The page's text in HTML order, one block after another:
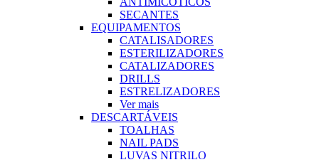
SECANTES
EQUIPAMENTOS
CATALISADORES
ESTERILIZADORES
CATALIZADORES
DRILLS
ESTRELIZADORES
Ver mais
DESCARTÁVEIS
TOALHAS
NAIL PADS
LUVAS NITRILO